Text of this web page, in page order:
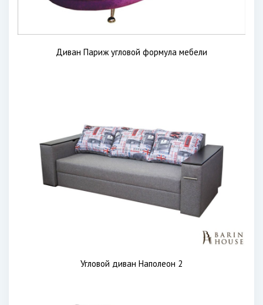
Диван Париж угловой формула мебели
Угловой диван Наполеон 2